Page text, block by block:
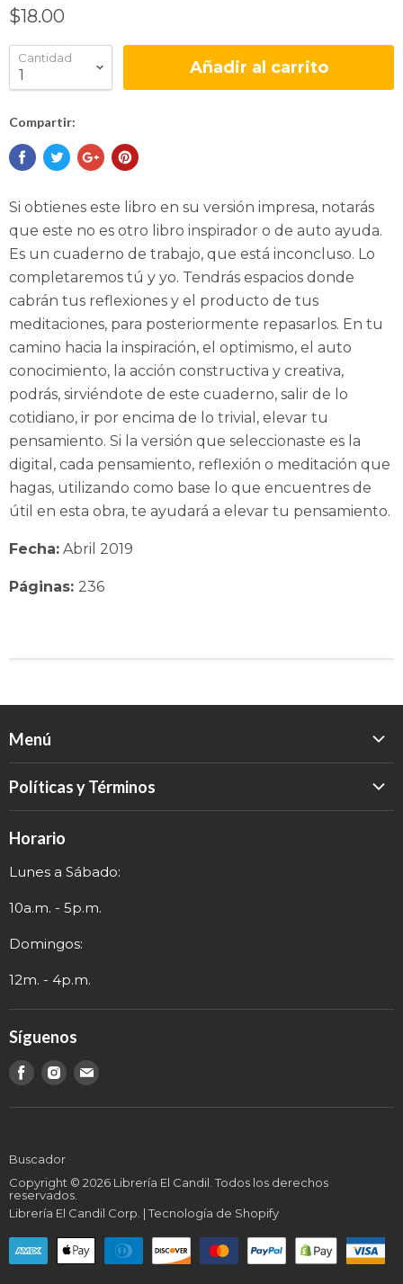
$18.00
Cantidad Añadir al carrito
Compartir:
Si obtienes este libro en su versión impresa, notarás
que este no es otro libro inspirador o de auto ayuda.
Es un cuaderno de trabajo, que está inconcluso. Lo
completaremos tú y yo. Tendrás espacios donde
cabrán tus reflexiones y el producto de tus
meditaciones, para posteriormente repasarlos. En tu
camino hacia la inspiración, el optimismo, el auto
conocimiento, la acción constructiva y creativa,
podrás, sirviéndote de este cuaderno, salir de lo
cotidiano, ir por encima de lo trivial, elevar tu
pensamiento. Si la versión que seleccionaste es la
digital, cada pensamiento, reflexión o meditación que
hagas, utilizando como base lo que encuentres de
útil en esta obra, te ayudará a elevar tu pensamiento.
Fecha: Abril 2019
Páginas: 236
Menú
Eventos
Políticas y Términos
Política de Privacidad
Términos y Envío
Información de Contacto
Horario
Lunes a Sábado:
10a.m. - 5p.m.
Domingos:
12m. - 4p.m.
Síguenos
Encuéntranos
Encuéntranos
Encuéntranos
Buscador
Copyright © 2026 Librería El Candil. Todos los derechos
reservados.
Librería El Candil Corp. | Tecnología de Shopify